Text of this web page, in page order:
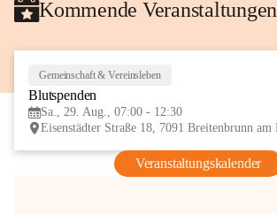
Kommende Veranstaltungen
Gemeinschaft & Vereinsleben
Blutspenden
Sa., 29. Aug., 07:00 - 12:30
Veranstaltungskalender